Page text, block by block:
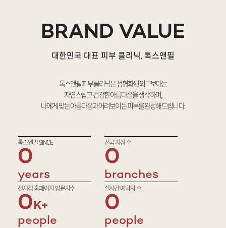
BRAND VALUE
대한민국 대표 피부 클리닉, 톡스앤필
톡스앤필 피부 클리닉은 정형화된 외모보다는
자연스럽고 건강한 아름다움을 생각하며,
나에게 맞는 아름다움과 어려보이는 피부를 완성해 드립니다.
톡스앤필 SINCE
0
years
전국 지점 수
0
branches
전지점 홈페이지 방문자수
0
people
실시간 예약자 수
0
people